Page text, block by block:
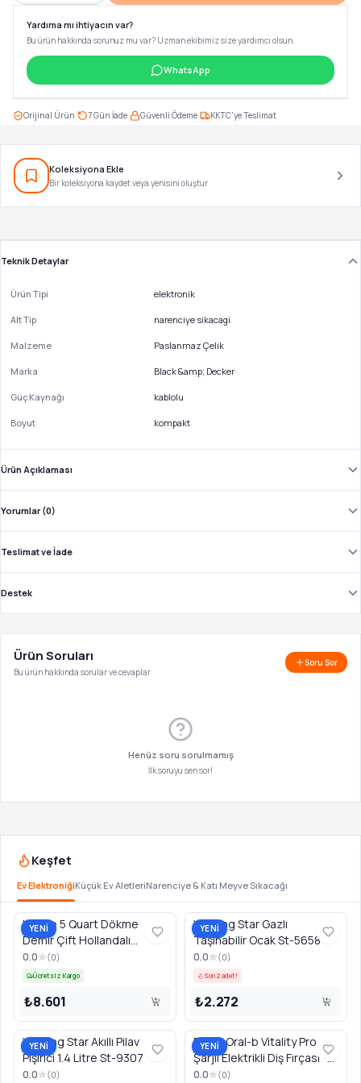
Yardıma mı ihtiyacın var?
Bu ürün hakkında sorunuz mu var? Uzman ekibimiz size yardımcı olsun.
WhatsApp
Orijinal Ürün 7 Gün İade Güvenli Ödeme KKTC'ye Teslimat
Koleksiyona Ekle
Bir koleksiyona kaydet veya yenisini oluştur
Teknik Detaylar
Ürün Tipi elektronik
Alt Tip narenciye sikacagi
Malzeme Paslanmaz Çelik
Marka Black &amp; Decker
Güç Kaynağı kablolu
Boyut kompakt
Ürün Açıklaması
Yorumlar (0)
Teslimat ve İade
Destek
Ürün Soruları
Bu ürün hakkında sorular ve cevaplar
Soru Sor
Henüz soru sorulmamış
İlk soruyu sen sor!
Keşfet
Ev ElektroniğiKüçük Ev AletleriNarenciye & Katı Meyve Sıkacağı
YENİ
Lodge 5 Quart Dökme
Demir Çift Hollandalı
Tencere - Siyah
0.0 (0)
Ücretsiz Kargo
₺8.601
YENİ
Winning Star Gazlı
Taşınabilir Ocak St-5658
0.0 (0)
Son 2 adet!
₺2.272
YENİ
Winning Star Akıllı Pilav
Pişirici 1.4 Litre St-9307
0.0 (0)
YENİ
Braun Oral-b Vitality Pro
Şarjlı Elektrikli Diş Fırçası -
Siyah
0.0 (0)